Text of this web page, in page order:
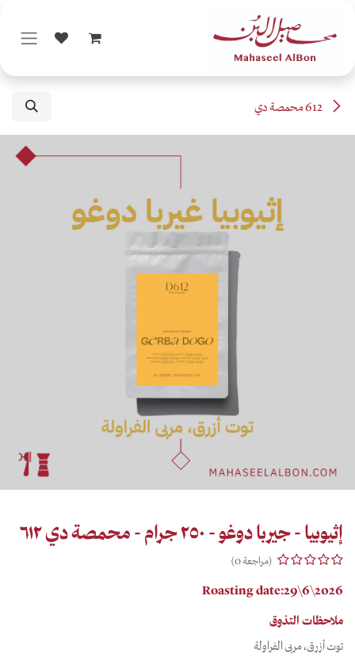
إثيوبيا - جيربا دوغو - ٢٥٠ جرام - محمصة دي ٦١٢
(مراجعة 0)
Roasting date:29\6\2026
ملاحظات التذوق
توت أزرق، مربى الفراولة